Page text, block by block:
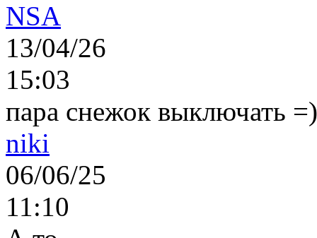
NSA
13/04/26
15:03
пара снежок выключать
niki
06/06/25
11:10